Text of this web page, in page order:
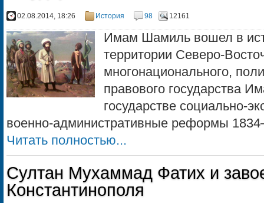
02.08.2014, 18:26 История 98 12161
Имам Шамиль вошел в
территории Северо-
многонационального,
правового государства
государстве социально-
военно-административные реформы
Читать полностью...
Султан Мухаммад Фатих и
Константинополя